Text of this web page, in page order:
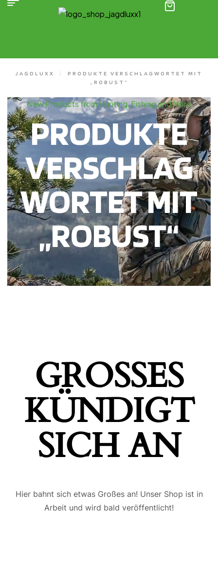
JAGDLUXX /
PRODUKTE VERSCHLAGWORTET MIT
„ROBUST“
New Products from Hunting, Fishing and More
PRODUKTE
VERSCHLAG
WORTET MIT
„ROBUST“
GROSSES K
ÜNDIGT S
ICH AN
Hier bahnt sich etwas Großes an! Unser Shop ist in
Arbeit und wird bald veröffentlicht!